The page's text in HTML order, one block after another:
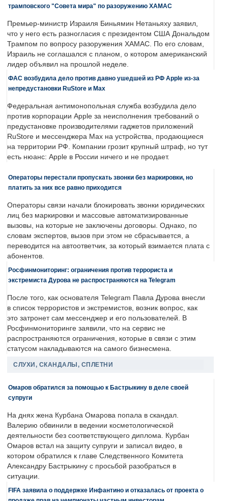
трамповского "Совета мира" по разоружению ХАМАС
Премьер-министр Израиля Биньямин Нетаньяху заявил,
что у него есть разногласия с президентом США Дональдом
Трампом по вопросу разоружения ХАМАС. По его словам,
Израиль не соглашался с планом, о котором американский
лидер объявил на прошлой неделе.
ФАС возбудила дело против давно ушедшей из РФ Apple из-за
непредустановки RuStore и Max
Федеральная антимонопольная служба возбудила дело
против корпорации Apple за неисполнения требований о
предустановке производителями гаджетов приложений
RuStore и мессенджера Max на устройства, продающиеся
на территории РФ. Компании грозит крупный штраф, но тут
есть нюанс: Apple в России ничего и не продает.
Операторы перестали пропускать звонки без маркировки, но
платить за них все равно приходится
Операторы связи начали блокировать звонки юридических
лиц без маркировки и массовые автоматизированные
вызовы, на которые не заключены договоры. Однако, по
словам экспертов, вызов при этом не сбрасывается, а
переводится на автоответчик, за который взимается плата с
абонентов.
Росфинмониторинг: ограничения против террориста и
экстремиста Дурова не распространяются на Telegram
После того, как основателя Telegram Павла Дурова внесли
в список террористов и экстремистов, возник вопрос, как
это затронет сам мессенджер и его пользователей. В
Росфинмониторинге заявили, что на сервис не
распространяются ограничения, которые в связи с этим
статусом накладываются на самого бизнесмена.
СЛУХИ, СКАНДАЛЫ, СПЛЕТНИ
Омаров обратился за помощью к Бастрыкину в деле своей
супруги
На днях жена Курбана Омарова попала в скандал.
Валерию обвинили в ведении косметологической
деятельности без соответствующего диплома. Курбан
Омаров встал на защиту супруги и записал видео, в
котором обратился к главе Следственного Комитета
Александру Бастрыкину с просьбой разобраться в
ситуации.
FIFA заявила о поддержке Инфантино и отказалась от проекта о